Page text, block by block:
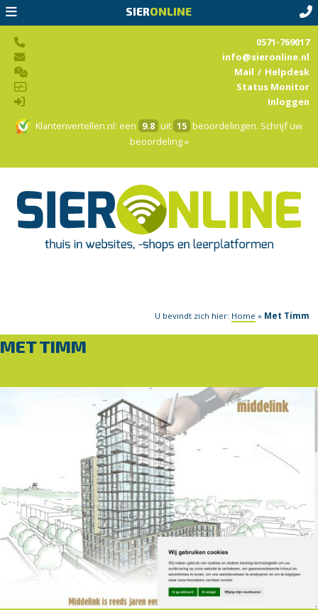
SIERONLINE
Klantenvertellen.nl: een 9.8 uit 15 beoordelingen. Schrijf uw
beoordeling »
0571-769017
info@sieronline.nl
Mail / Helpdesk
Status Monitor
Inloggen
U bevindt zich hier: Home » Met Timm
MET TIMM